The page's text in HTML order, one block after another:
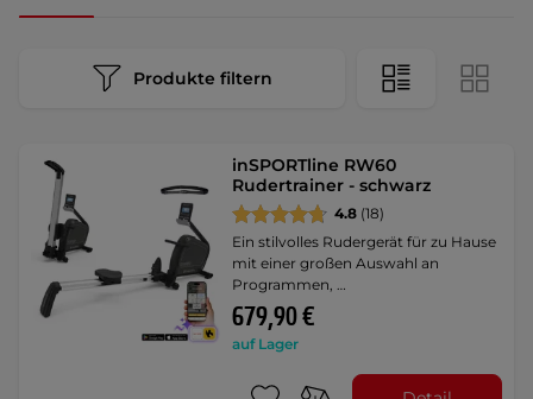
Produkte filtern
inSPORTline RW60
Rudertrainer - schwarz
4.8 (18)
Ein stilvolles Rudergerät für zu Hause
mit einer großen Auswahl an
Programmen, …
679,90 €
auf Lager